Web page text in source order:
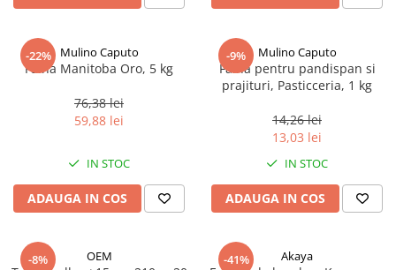
Uleiuri Premium
Uleiuri speciale/presate la rece
Ulei de masline extravirgin
Ulei Gewurzgarten
Ulei Huilerie Beaujolaise
Ulei Wiberg Gastro
-22% Mulino Caputo
Faina Manitoba Oro, 5 kg
76,38 lei
59,88 lei
IN STOC
ADAUGA IN COS
-9% Mulino Caputo
Faina pentru pandispan si
prajituri, Pasticceria, 1 kg
14,26 lei
13,03 lei
IN STOC
ADAUGA IN COS
-8% OEM -41% Akaya